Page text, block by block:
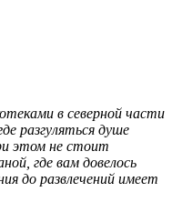
в северной части
разгуляться душе
этом не стоит
где вам довелось
до развлечений имеет